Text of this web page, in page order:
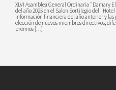
XLVI Asamblea General Ordinaria "Damary
del año 2025 en el Salon Sortilegio del
información financiera del año anterior y las
elección de nuevos miembros directivos,
premios […]